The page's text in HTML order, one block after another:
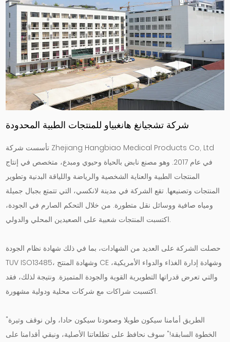
شركة تشجيانغ هانغبياو للمنتجات الطبية المحدودة
تأسست شركة Zhejiang Hangbiao Medical Products Co, Ltd
في عام 2017. وهو مصنع نابض بالحياة وحيوي ومبدع، متخصص في إنتاج
المنتجات الطبية والعناية الشخصية والرياضة واللياقة البدنية وتطوير
المنتجات وتصنيعها. تقع الشركة في مدينة لانكسي، التي تتمتع بجبال جميلة
ومياه صافية ووسائل نقل متطورة. من خلال التحكم الصارم في الجودة،
اكتسبت المنتجات شعبية على الصعيدين المحلي والدولي.
حصلت الشركة على العديد من الشهادات، بما في ذلك شهادة نظام الجودة
TUV ISO13485، وشهادة المنتج CE وشهادة إدارة الغذاء والدواء الأمريكية،
والتي تعرض قدراتها التطويرية القوية والجودة المتميزة. ونتيجة لذلك، فقد
اكتسبت شراكات مع شركات محلية ودولية مشهورة.
"الطريق أمامنا سيكون طويلا وصعودنا سيكون حادا، ولن نوقف وتيرة
الخطوة السابقة!" سوف نحافظ على تطلعاتنا الأصلية، ونبقي أقدامنا على